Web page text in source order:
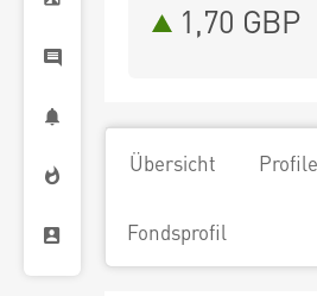
1,70 GBP
Übersicht
Fondsprofil